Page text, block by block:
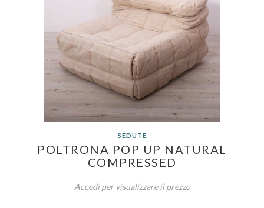
SEDUTE
POLTRONA POP UP NATURAL
COMPRESSED
Accedi per visualizzare il prezzo